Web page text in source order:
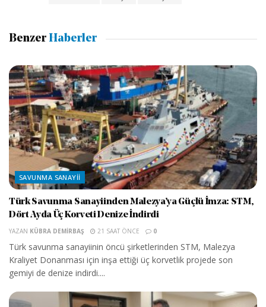
Benzer Haberler
SAVUNMA SANAYII
Türk Savunma Sanayiinden Malezya’ya Güçlü İmza: STM,
Dört Ayda Üç Korveti Denize İndirdi
YAZAN KÜBRA DEMIRBAŞ 21 SAAT ÖNCE 0
Türk savunma sanayiinin öncü şirketlerinden STM, Malezya
Kraliyet Donanması için inşa ettiği üç korvetlik projede son
gemiyi de denize indirdi....